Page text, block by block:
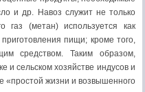
и др. Навоз служит не только
газ (метан) используется как
пищи; кроме того,
средством. Таким образом,
и сельском хозяйстве индусов и
«простой жизни и возвышенного